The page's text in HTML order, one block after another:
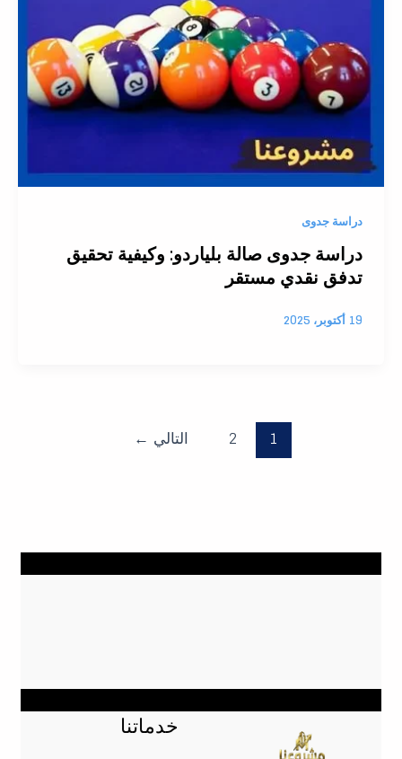
دراسة جدوى
دراسة جدوى صالة بلياردو: وكيفية تحقيق
تدفق نقدي مستقر
19 أكتوبر، 2025
1
2 التالي ←
خدماتنا